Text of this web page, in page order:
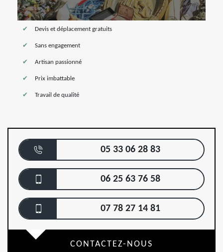
Devis et déplacement gratuits
Sans engagement
Artisan passionné
Prix imbattable
Travail de qualité
05 33 06 28 83
06 25 63 76 58
07 78 27 14 81
CONTACTEZ-NOUS